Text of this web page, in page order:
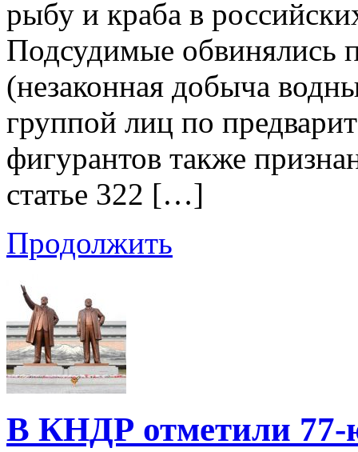
рыбу и краба в
Подсудимые обвинялись
(незаконная добыча
группой лиц по
фигурантов также
статье 322 […]
Продолжить
В КНДР отметили 77-